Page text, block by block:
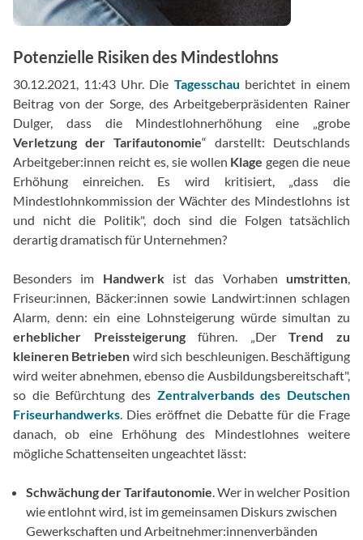
Potenzielle Risiken des Mindestlohns
30.12.2021, 11:43 Uhr. Die Tagesschau berichtet in einem
Beitrag von der Sorge, des Arbeitgeberpräsidenten Rainer
Dulger, dass die Mindestlohnerhöhung eine „grobe
Verletzung der Tarifautonomie“ darstellt: Deutschlands
Arbeitgeber:innen reicht es, sie wollen Klage gegen die neue
Erhöhung einreichen. Es wird kritisiert, „dass die
Mindestlohnkommission der Wächter des Mindestlohns ist
und nicht die Politik", doch sind die Folgen tatsächlich
derartig dramatisch für Unternehmen?
Besonders im Handwerkist das Vorhaben umstritten,
Friseur:innen, Bäcker:innen sowie Landwirt:innen schlagen
Alarm, denn: ein eine Lohnsteigerung würde simultan zu
erheblicher Preissteigerungführen. „DerTrend zu
kleineren Betrieben wird sich beschleunigen. Beschäftigung
wird weiter abnehmen, ebenso die Ausbildungsbereitschaft",
so die Befürchtung des Zentralverbands des Deutschen
Friseurhandwerks. Dies eröffnet die Debatte für die Frage
danach, ob eine Erhöhung des Mindestlohnes weitere
mögliche Schattenseiten ungeachtet lässt:
Schwächung der Tarifautonomie. Wer in welcher Position
wie entlohnt wird, ist im gemeinsamen Diskurs zwischen
Gewerkschaften und Arbeitnehmer:innenverbänden